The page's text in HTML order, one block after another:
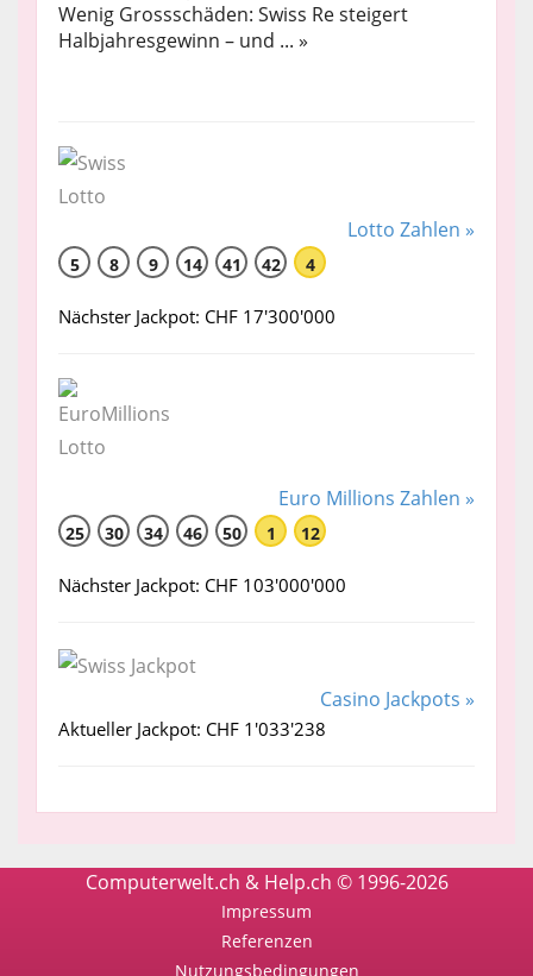
Wenig Grossschäden: Swiss Re steigert
Halbjahresgewinn – und ... »
Lotto Zahlen »
5 8 9 14 41 42 4
Nächster Jackpot: CHF 17'300'000
Euro Millions Zahlen »
25 30 34 46 50 1 12
Nächster Jackpot: CHF 103'000'000
Casino Jackpots »
Aktueller Jackpot: CHF 1'033'238
Computerwelt.ch & Help.ch © 1996-2026
Impressum
Referenzen
Nutzungsbedingungen